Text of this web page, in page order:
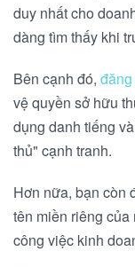
duy nhất cho
dàng tìm thấy khi
Bên cạnh đó,
vệ quyền sở hữu
dụng danh tiếng
thủ" cạnh tranh.
Hơn nữa, bạn còn
tên miền riêng
công việc kinh